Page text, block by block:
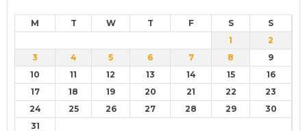
M T W T F S
S
1
2
3
4 5 6 7 8
9
10
11 12 13 14 15
16
17
18 19 20 21 22
23
24
25 26 27 28 29
30
31